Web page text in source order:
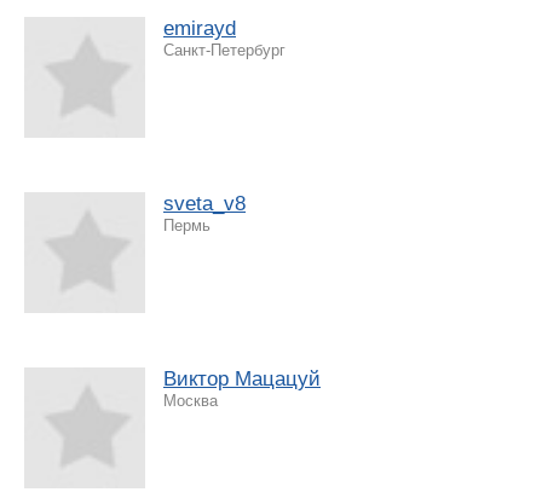
emirayd
Санкт-Петербург
sveta_v8
Пермь
Виктор Мацацуй
Москва